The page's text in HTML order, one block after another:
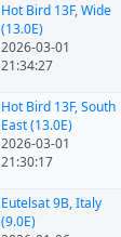
Hot Bird 13F, Wide
(13.0E)
2026-03-01
21:34:27
Hot Bird 13F, South
East (13.0E)
2026-03-01
21:30:17
Eutelsat 9B, Italy
(9.0E)